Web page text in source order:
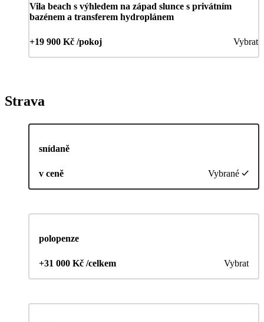
Vila beach s výhledem na západ slunce s privátním
bazénem a transferem hydroplánem
+19 900 Kč /pokoj Vybrat
Strava
snídaně
v ceně Vybrané
polopenze
+31 000 Kč /celkem Vybrat